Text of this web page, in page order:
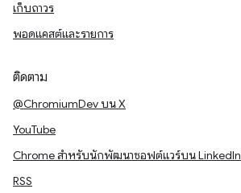
เก็บถาวร
พอดแคสต์และรายการ
ติดตาม
@ChromiumDev บน X
YouTube
Chrome สำหรับนักพัฒนาซอฟต์แวร์บน LinkedIn
RSS